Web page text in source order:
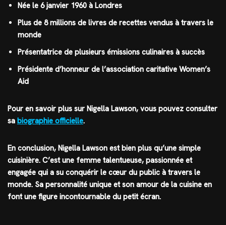
Née le 6 janvier 1960 à Londres
Plus de 8 millions de livres de recettes vendus à travers le
monde
Présentatrice de plusieurs émissions culinaires à succès
Présidente d’honneur de l’association caritative Women’s
Aid
Pour en savoir plus sur Nigella Lawson, vous pouvez consulter
sa biographie officielle.
En conclusion, Nigella Lawson est bien plus qu’une simple
cuisinière. C’est une femme talentueuse, passionnée et
engagée qui a su conquérir le cœur du public à travers le
monde. Sa personnalité unique et son amour de la cuisine en
font une figure incontournable du petit écran.